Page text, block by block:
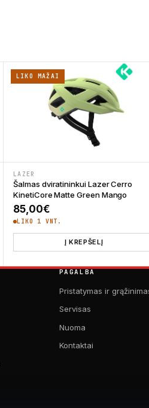
LIKO MAŽAI
LAZER
Šalmas dviratininkui Lazer Cerro
KinetiCore Matte Green Mango
85,00€
LIKO 1 VNT.
Į KREPŠELĮ
PAGALBA
Pristatymas ir
Servisas
Nuoma
Kontaktai